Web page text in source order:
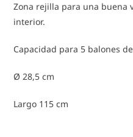
Zona rejilla para una buena
interior.
Capacidad para 5 balones
Ø 28,5 cm
Largo 115 cm